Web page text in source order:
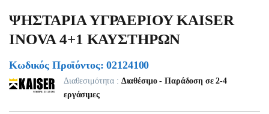
ΨΗΣΤΑΡΙΑ ΥΓΡΑΕΡΙΟΥ KAISER
INOVA 4+1 ΚΑΥΣΤΗΡΩΝ
Κωδικός Προϊόντος: 02124100
Διαθεσιμότητα : Διαθέσιμο - Παράδοση σε 2-4
εργάσιμες